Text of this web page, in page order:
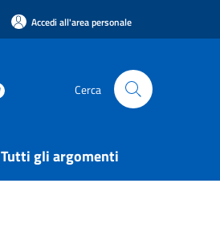
Accedi all'area personale
Cerca
Tutti gli argomenti